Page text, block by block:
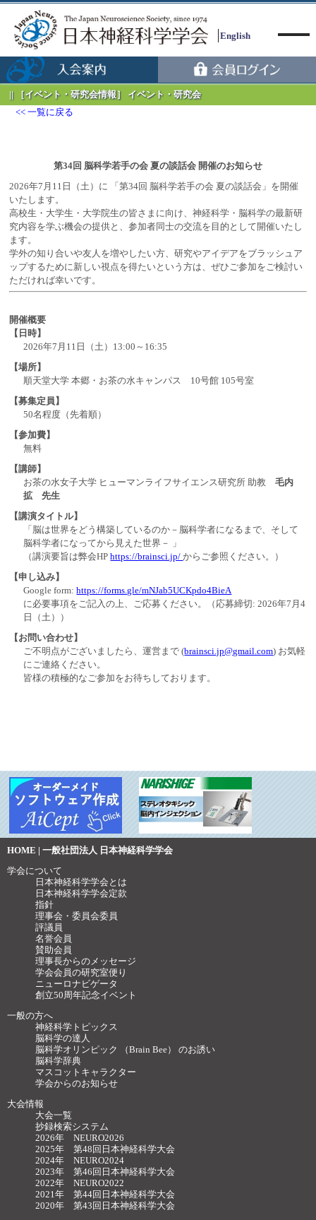
English
［イベント・研究会情報］ イベント・研究会
一覧に戻る
第34回 脳科学若手の会 夏の談話会 開催のお知らせ
2026年7月11日（土）に 「第34回 脳科学若手の会 夏の談話会」を開催
いたします。
高校生・大学生・大学院生の皆さまに向け、神経科学・脳科学の最新研
究内容を学ぶ機会の提供と、参加者同士の交流を目的として開催いたし
ます。
学外の知り合いや友人を増やしたい方、研究やアイデアをブラッシュア
ップするために新しい視点を得たいという方は、ぜひご参加をご検討い
ただければ幸いです。
開催概要
【日時】
2026年7月11日（土）13:00～16:35
【場所】
順天堂大学 本郷・お茶の水キャンパス 10号館 105号室
【募集定員】
50名程度（先着順）
【参加費】
無料
【講師】
お茶の水女子大学 ヒューマンライフサイエンス研究所 助教毛内
拡 先生
【講演タイトル】
「脳は世界をどう構築しているのか－脳科学者になるまで、そして
脳科学者になってから見えた世界－ 」
（講演要旨は弊会HPhttps://brainsci.jp/からご参照ください。）
【申し込み】
Google form:https://forms.gle/mNJab5UCKpdo4BieA
に必要事項をご記入の上、ご応募ください。（応募締切: 2026年7月4
日（土））
【お問い合わせ】
ご不明点がございましたら、運営まで (brainsci.jp@gmail.com) お気軽
にご連絡ください。
皆様の積極的なご参加をお待ちしております。
HOME | 一般社団法人 日本神経科学学会
学会について
日本神経科学学会とは
日本神経科学学会定款
指針
理事会・委員会委員
評議員
名誉会員
賛助会員
理事長からのメッセージ
学会会員の研究室便り
ニューロナビゲータ
創立50周年記念イベント
一般の方へ
神経科学トピックス
脳科学の達人
脳科学オリンピック （Brain Bee） のお誘い
脳科学辞典
マスコットキャラクター
学会からのお知らせ
大会情報
大会一覧
抄録検索システム
2026年 NEURO2026
2025年 第48回日本神経科学大会
2024年 NEURO2024
2023年 第46回日本神経科学大会
2022年 NEURO2022
2021年 第44回日本神経科学大会
2020年 第43回日本神経科学大会